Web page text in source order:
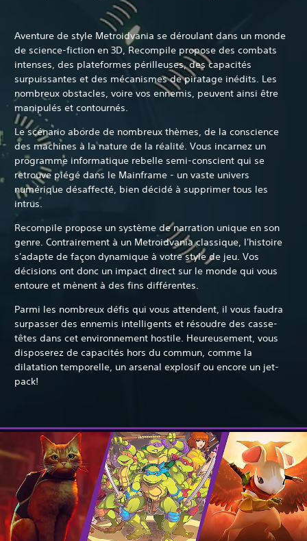
Aventure de style Metroidvania se déroulant dans un monde
de science-fiction en 3D, Recompile propose des combats
intenses, des plateformes périlleuses, des capacités
surpuissantes et des mécanismes de piratage inédits. Les
nombreux obstacles, voire vos ennemis, peuvent ainsi être
manipulés et contournés.
Le scénario aborde de nombreux thèmes, de la conscience
des machines à la nature de la réalité. Vous incarnez un
programme informatique rebelle semi-conscient qui se
retrouve piégé dans le Mainframe - un vaste univers
numérique désaffecté, bien décidé à supprimer tous les
intrus.
Recompile propose un système de narration unique en son
genre. Contrairement à un Metroidvania classique, l'histoire
s'adapte de façon dynamique à votre style de jeu. Vos
décisions ont donc un impact direct sur le monde qui vous
entoure et mènent à des fins différentes.
Parmi les nombreux défis qui vous attendent, il vous faudra
surpasser des ennemis intelligents et résoudre des casse-
têtes dans cet environnement hostile. Heureusement, vous
disposerez de capacités hors du commun, comme la
dilatation temporelle, un arsenal explosif ou encore un jet-
pack!